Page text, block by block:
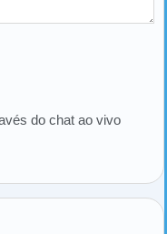
do chat ao vivo